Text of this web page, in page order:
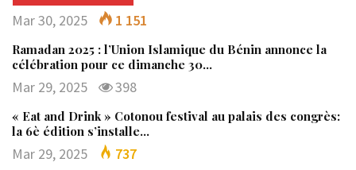
Mar 30, 2025 1 151
Ramadan 2025 : l’Union Islamique du Bénin annonce la
célébration pour ce dimanche 30…
Mar 29, 2025 398
« Eat and Drink » Cotonou festival au palais des congrès:
la 6è édition s’installe…
Mar 29, 2025 737